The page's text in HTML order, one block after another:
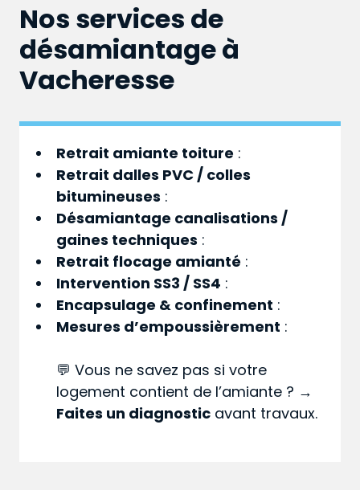
Nos services de
désamiantage à
Vacheresse
Retrait amiante toiture :
Retrait dalles PVC / colles
bitumineuses :
Désamiantage canalisations /
gaines techniques :
Retrait flocage amianté :
Intervention SS3 / SS4 :
Encapsulage & confinement :
Mesures d’empoussièrement :
💬 Vous ne savez pas si votre
logement contient de l’amiante ? →
Faites un diagnostic avant travaux.